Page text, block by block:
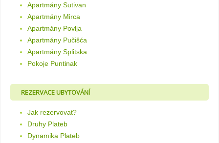
Apartmány Sutivan
Apartmány Mirca
Apartmány Povlja
Apartmány Pučišća
Apartmány Splitska
Pokoje Puntinak
REZERVACE UBYTOVÁNÍ
Jak rezervovat?
Druhy Plateb
Dynamika Plateb